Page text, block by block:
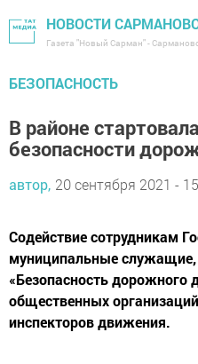
НОВОСТИ
Газета "Новый Сарман" -
БЕЗОПАСНОСТЬ
В районе
безопасности
автор, 20 сентября 2021 -
Содействие сотрудникам
муниципальные служащие,
«Безопасность дорожного
общественных
инспекторов движения.